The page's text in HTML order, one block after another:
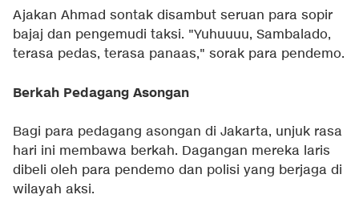
Ajakan Ahmad sontak disambut seruan para sopir
bajaj dan pengemudi taksi. "Yuhuuuu, Sambalado,
terasa pedas, terasa panaas," sorak para pendemo.
Berkah Pedagang Asongan
Bagi para pedagang asongan di Jakarta, unjuk rasa
hari ini membawa berkah. Dagangan mereka laris
dibeli oleh para pendemo dan polisi yang berjaga di
wilayah aksi.